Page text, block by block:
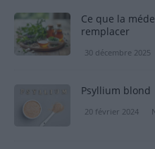
Ce que la
remplacer
30 décembre 2025
Psyllium blond
20 février 2024